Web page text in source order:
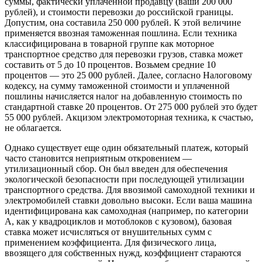
рублей), и стоимости перевозки до российской границы.
Допустим, она составила 250 000 рублей. К этой величине
применяется ввозная таможенная пошлина. Если техника
классифицирована в товарной группе как моторное
транспортное средство для перевозки грузов, ставка может
составить от 5 до 10 процентов. Возьмем средние 10
процентов — это 25 000 рублей. Далее, согласно Налоговому
кодексу, на сумму таможенной стоимости и уплаченной
пошлины начисляется налог на добавленную стоимость по
стандартной ставке 20 процентов. От 275 000 рублей это будет
55 000 рублей. Акцизом электромоторная техника, к счастью,
не облагается.
Однако существует еще один обязательный платеж, который
часто становится неприятным откровением —
утилизационный сбор. Он был введен для обеспечения
экологической безопасности при последующей утилизации
транспортного средства. Для ввозимой самоходной техники и
электромобилей ставки довольно высоки. Если ваша машина
идентифицирована как самоходная (например, по категории
A, как у квадроциклов и мотоблоков с кузовом), базовая
ставка может исчисляться от внушительных сумм с
применением коэффициента. Для физического лица,
ввозящего для собственных нужд, коэффициент стараются